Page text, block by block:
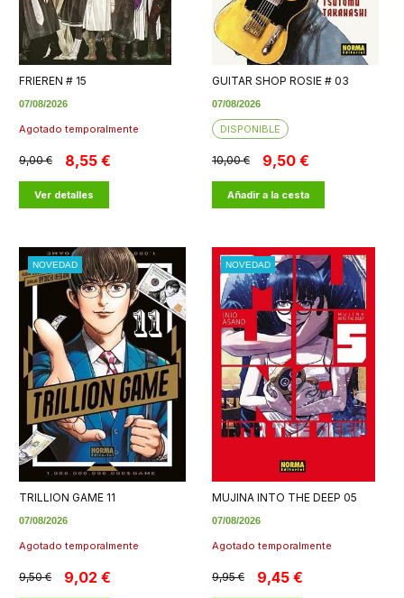
FRIEREN # 15
07/08/2026
Agotado temporalmente
9,00 € 8,55 €
Ver detalles
GUITAR SHOP ROSIE # 03
07/08/2026
DISPONIBLE
10,00 € 9,50 €
Añadir a la cesta
NOVEDAD
TRILLION GAME 11
07/08/2026
Agotado temporalmente
9,50 € 9,02 €
NOVEDAD
MUJINA INTO THE DEEP 05
07/08/2026
Agotado temporalmente
9,95 € 9,45 €